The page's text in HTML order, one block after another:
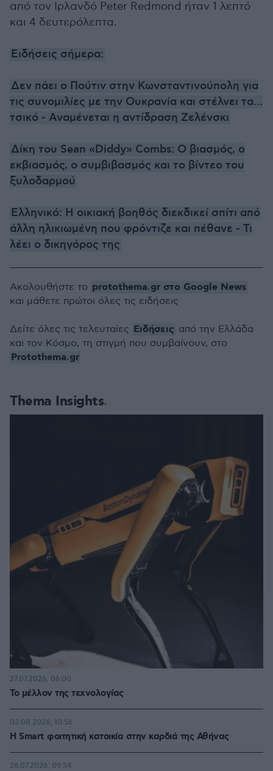
από τον Ιρλανδό Peter Redmond ήταν 1 λεπτό
και 4 δευτερόλεπτα.
Ειδήσεις σήμερα:
Δεν πάει ο Πούτιν στην Κωνσταντινούπολη για
τις συνομιλίες με την Ουκρανία και στέλνει τα...
τσικό - Αναμένεται η αντίδραση Ζελένσκι
Δίκη του Sean «Diddy» Combs: Ο βιασμός, ο
εκβιασμός, ο συμβιβασμός και το βίντεο του
ξυλοδαρμού
Ελληνικό: Η οικιακή βοηθός διεκδικεί σπίτι από
άλλη ηλικιωμένη που φρόντιζε και πέθανε - Τι
λέει ο δικηγόρος της
Thema Insights
Το μέλλον της τεχνολογίας
27.07.2026, 06:00
Η Smart φοιτητική κατοικία στην καρδιά της Αθήνας
03.08.2026, 10:56
26.07.2026, 09:54
Ακολουθήστε το protothema.gr στο Google News
και μάθετε πρώτοι όλες τις ειδήσεις
Δείτε όλες τις τελευταίες Ειδήσεις από την Ελλάδα
και τον Κόσμο, τη στιγμή που συμβαίνουν, στο
Protothema.gr